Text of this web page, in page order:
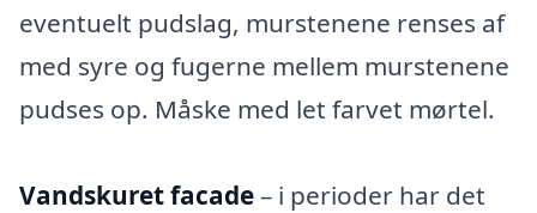
eventuelt pudslag, murstenene renses af
med syre og fugerne mellem murstenene
pudses op. Måske med let farvet mørtel.
Vandskuret facade– i perioder har det